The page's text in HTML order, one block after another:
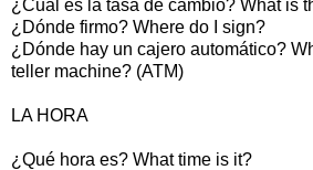
¿Cuál es la tasa de cambio? What is
¿Dónde firmo? Where do I sign?
¿Dónde hay un cajero automático?
teller machine? (ATM)
LA HORA
¿Qué hora es? What time is it?